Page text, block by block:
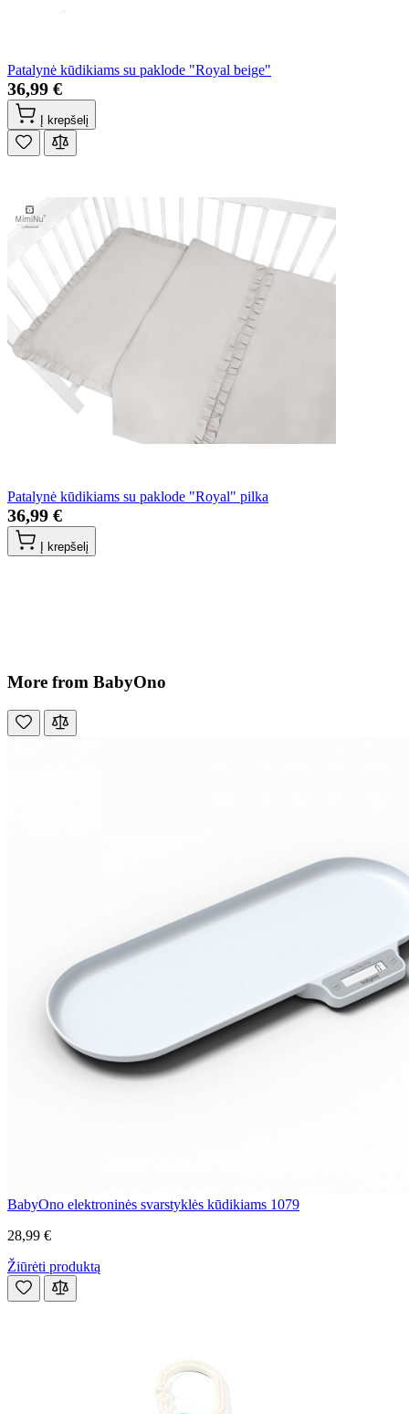
Patalynė kūdikiams su paklode "Royal beige"
36,99 €
Į krepšelį
Patalynė kūdikiams su paklode "Royal" pilka
36,99 €
Į krepšelį
More from BabyOno
BabyOno elektroninės svarstyklės kūdikiams 1079
28,99 €
Žiūrėti produktą